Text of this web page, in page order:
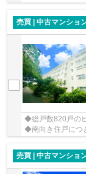
実施済！ ◆南面棟
売買 | 中古マンショ
◆総戸数820戸の
◆南向き住戸につ
麗です♪ ◆押入れ
売買 | 中古マンショ